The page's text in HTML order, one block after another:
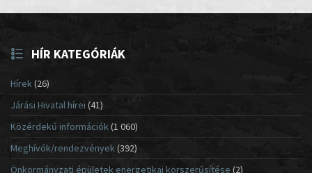
HÍR KATEGÓRIÁK
Hírek(26)
Járási Hivatal hírei (41)
Közérdekű információk(1 060)
Meghívók/rendezvények (392)
Önkormányzati épületek energetikai korszerűsítése (2)